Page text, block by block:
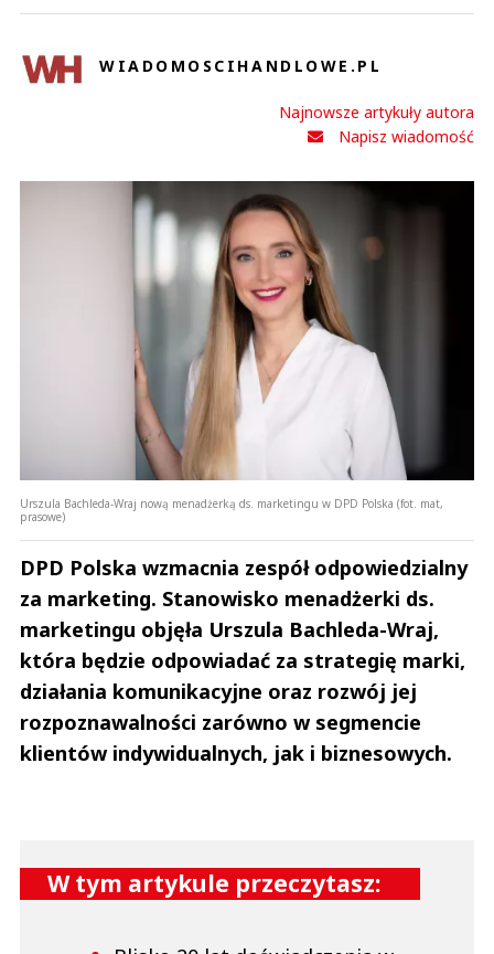
WIADOMOSCIHANDLOWE.PL
Najnowsze artykuły autora
Napisz wiadomość
Urszula Bachleda-Wraj nową menadżerką ds. marketingu w DPD Polska (fot. mat,
prasowe)
DPD Polska wzmacnia zespół odpowiedzialny
za marketing. Stanowisko menadżerki ds.
marketingu objęła Urszula Bachleda-Wraj,
która będzie odpowiadać za strategię marki,
działania komunikacyjne oraz rozwój jej
rozpoznawalności zarówno w segmencie
klientów indywidualnych, jak i biznesowych.
W tym artykule przeczytasz: